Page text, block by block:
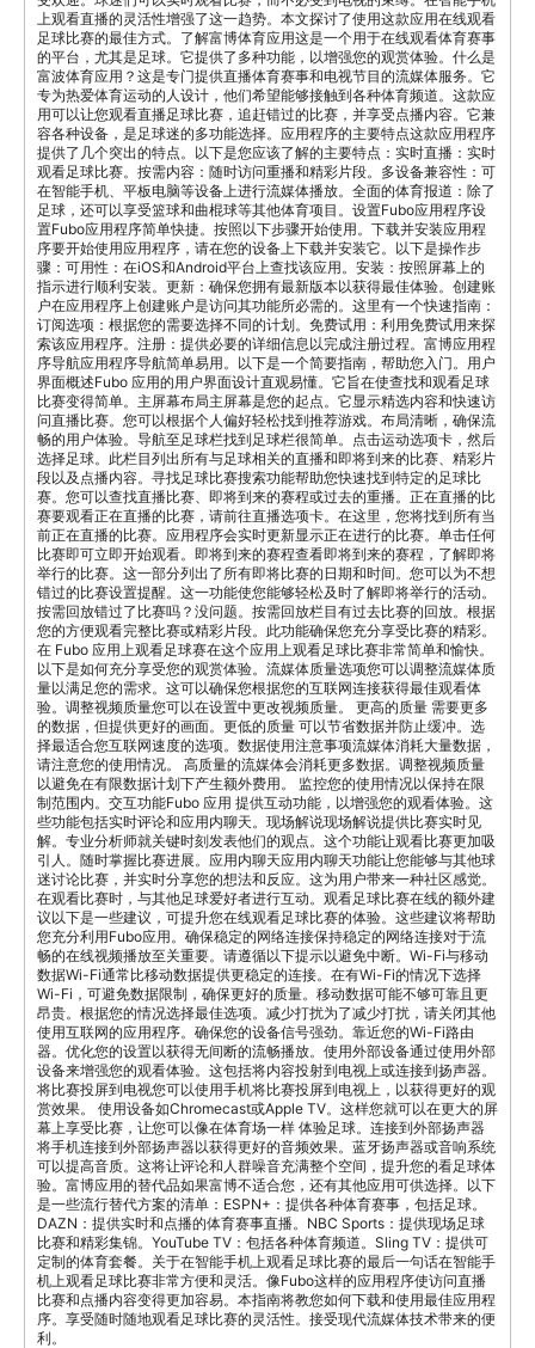
上观看直播的灵活性增强了这一趋势。本文探讨了使用这款应用在线观看
足球比赛的最佳方式。了解富博体育应用这是一个用于在线观看体育赛事
的平台，尤其是足球。它提供了多种功能，以增强您的观赏体验。什么是
富波体育应用？这是专门提供直播体育赛事和电视节目的流媒体服务。它
专为热爱体育运动的人设计，他们希望能够接触到各种体育频道。这款应
用可以让您观看直播足球比赛，追赶错过的比赛，并享受点播内容。它兼
容各种设备，是足球迷的多功能选择。应用程序的主要特点这款应用程序
提供了几个突出的特点。以下是您应该了解的主要特点：实时直播：实时
观看足球比赛。按需内容：随时访问重播和精彩片段。多设备兼容性：可
在智能手机、平板电脑等设备上进行流媒体播放。全面的体育报道：除了
足球，还可以享受篮球和曲棍球等其他体育项目。设置Fubo应用程序设
置Fubo应用程序简单快捷。按照以下步骤开始使用。下载并安装应用程
序要开始使用应用程序，请在您的设备上下载并安装它。以下是操作步
骤：可用性：在iOS和Android平台上查找该应用。安装：按照屏幕上的
指示进行顺利安装。更新：确保您拥有最新版本以获得最佳体验。创建账
户在应用程序上创建账户是访问其功能所必需的。这里有一个快速指南：
订阅选项：根据您的需要选择不同的计划。免费试用：利用免费试用来探
索该应用程序。注册：提供必要的详细信息以完成注册过程。富博应用程
序导航应用程序导航简单易用。以下是一个简要指南，帮助您入门。用户
界面概述Fubo 应用的用户界面设计直观易懂。它旨在使查找和观看足球
比赛变得简单。主屏幕布局主屏幕是您的起点。它显示精选内容和快速访
问直播比赛。您可以根据个人偏好轻松找到推荐游戏。布局清晰，确保流
畅的用户体验。导航至足球栏找到足球栏很简单。点击运动选项卡，然后
选择足球。此栏目列出所有与足球相关的直播和即将到来的比赛、精彩片
段以及点播内容。寻找足球比赛搜索功能帮助您快速找到特定的足球比
赛。您可以查找直播比赛、即将到来的赛程或过去的重播。正在直播的比
赛要观看正在直播的比赛，请前往直播选项卡。在这里，您将找到所有当
前正在直播的比赛。应用程序会实时更新显示正在进行的比赛。单击任何
比赛即可立即开始观看。即将到来的赛程查看即将到来的赛程，了解即将
举行的比赛。这一部分列出了所有即将比赛的日期和时间。您可以为不想
错过的比赛设置提醒。这一功能使您能够轻松及时了解即将举行的活动。
按需回放错过了比赛吗？没问题。按需回放栏目有过去比赛的回放。根据
您的方便观看完整比赛或精彩片段。此功能确保您充分享受比赛的精彩。
在 Fubo 应用上观看足球赛在这个应用上观看足球比赛非常简单和愉快。
以下是如何充分享受您的观赏体验。流媒体质量选项您可以调整流媒体质
量以满足您的需求。这可以确保您根据您的互联网连接获得最佳观看体
验。调整视频质量您可以在设置中更改视频质量。 更高的质量 需要更多
的数据，但提供更好的画面。更低的质量 可以节省数据并防止缓冲。选
择最适合您互联网速度的选项。数据使用注意事项流媒体消耗大量数据，
请注意您的使用情况。 高质量的流媒体会消耗更多数据。调整视频质量
以避免在有限数据计划下产生额外费用。 监控您的使用情况以保持在限
制范围内。交互功能Fubo 应用 提供互动功能，以增强您的观看体验。这
些功能包括实时评论和应用内聊天。现场解说现场解说提供比赛实时见
解。专业分析师就关键时刻发表他们的观点。这个功能让观看比赛更加吸
引人。随时掌握比赛进展。应用内聊天应用内聊天功能让您能够与其他球
迷讨论比赛，并实时分享您的想法和反应。这为用户带来一种社区感觉。
在观看比赛时，与其他足球爱好者进行互动。观看足球比赛在线的额外建
议以下是一些建议，可提升您在线观看足球比赛的体验。这些建议将帮助
您充分利用Fubo应用。确保稳定的网络连接保持稳定的网络连接对于流
畅的在线视频播放至关重要。请遵循以下提示以避免中断。Wi-Fi与移动
数据Wi-Fi通常比移动数据提供更稳定的连接。在有Wi-Fi的情况下选择
Wi-Fi，可避免数据限制，确保更好的质量。移动数据可能不够可靠且更
昂贵。根据您的情况选择最佳选项。减少打扰为了减少打扰，请关闭其他
使用互联网的应用程序。确保您的设备信号强劲。靠近您的Wi-Fi路由
器。优化您的设置以获得无间断的流畅播放。使用外部设备通过使用外部
设备来增强您的观看体验。这包括将内容投射到电视上或连接到扬声器。
将比赛投屏到电视您可以使用手机将比赛投屏到电视上，以获得更好的观
赏效果。 使用设备如Chromecast或Apple TV。这样您就可以在更大的屏
幕上享受比赛，让您可以像在体育场一样 体验足球。连接到外部扬声器
将手机连接到外部扬声器以获得更好的音频效果。蓝牙扬声器或音响系统
可以提高音质。这将让评论和人群噪音充满整个空间，提升您的看足球体
验。富博应用的替代品如果富博不适合您，还有其他应用可供选择。以下
是一些流行替代方案的清单：ESPN+：提供各种体育赛事，包括足球。
DAZN：提供实时和点播的体育赛事直播。NBC Sports：提供现场足球
比赛和精彩集锦。YouTube TV：包括各种体育频道。Sling TV：提供可
定制的体育套餐。关于在智能手机上观看足球比赛的最后一句话在智能手
机上观看足球比赛非常方便和灵活。像Fubo这样的应用程序使访问直播
比赛和点播内容变得更加容易。本指南将教您如何下载和使用最佳应用程
序。享受随时随地观看足球比赛的灵活性。接受现代流媒体技术带来的便
利。